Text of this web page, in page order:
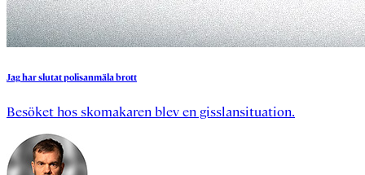
Jagharslutatpolisanmälabrott
Besöket hos skomakaren blev en gisslansituation.